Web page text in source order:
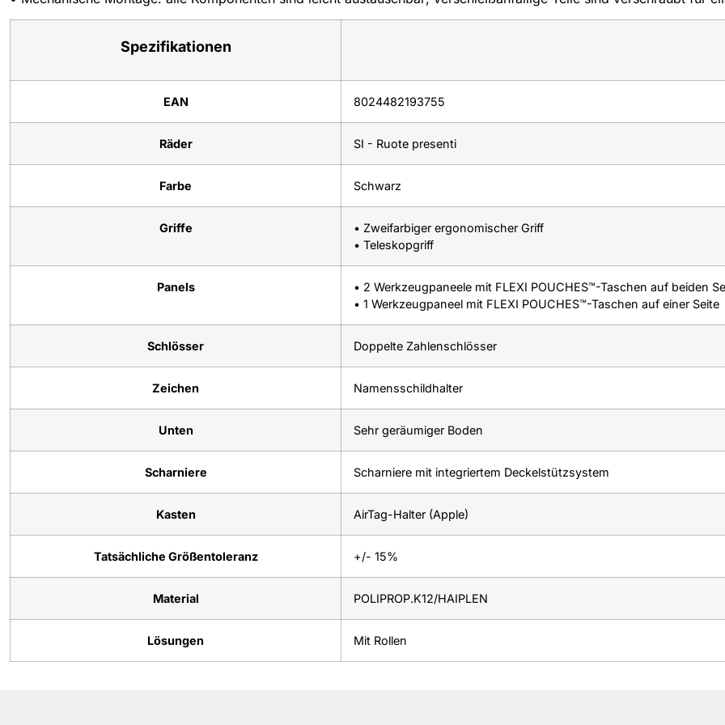
Spezifikationen
EAN 8024482193755
Räder SI - Ruote presenti
Farbe Schwarz
Griffe
• Zweifarbiger ergonomischer Griff
• Teleskopgriff
Panels
• 2 Werkzeugpaneele mit FLEXI POUCHES™-Taschen auf beiden
• 1 Werkzeugpaneel mit FLEXI POUCHES™-Taschen auf einer Seite
Schlösser Doppelte Zahlenschlösser
Zeichen Namensschildhalter
Unten Sehr geräumiger Boden
Scharniere Scharniere mit integriertem Deckelstützsystem
Kasten AirTag-Halter (Apple)
Tatsächliche Größentoleranz +/- 15%
Material POLIPROP.K12/HAIPLEN
Lösungen Mit Rollen